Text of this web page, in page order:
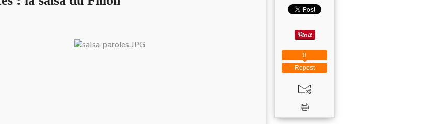
Repost
0